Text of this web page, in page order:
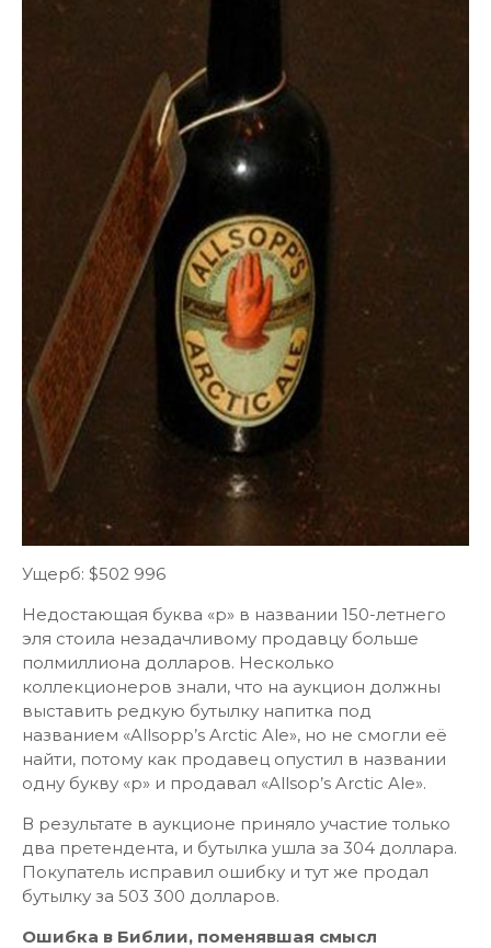
Ущерб: $502 996
Недостающая буква «р» в названии 150-летнего
эля стоила незадачливому продавцу больше
полмиллиона долларов. Несколько
коллекционеров знали, что на аукцион должны
выставить редкую бутылку напитка под
названием «Allsopp’s Arctic Ale», но не смогли её
найти, потому как продавец опустил в названии
одну букву «р» и продавал «Allsop’s Arctic Ale».
В результате в аукционе приняло участие только
два претендента, и бутылка ушла за 304 доллара.
Покупатель исправил ошибку и тут же продал
бутылку за 503 300 долларов.
Ошибка в Библии, поменявшая смысл